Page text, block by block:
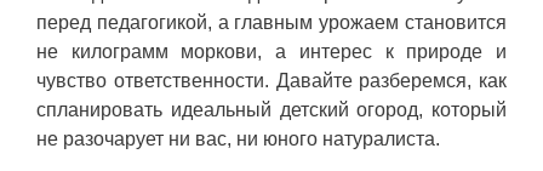
перед педагогикой, а главным урожаем становится
не килограмм моркови, а интерес к природе и
чувство ответственности. Давайте разберемся, как
спланировать идеальный детский огород, который
не разочарует ни вас, ни юного натуралиста.